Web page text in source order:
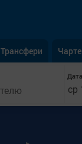
Трансфери